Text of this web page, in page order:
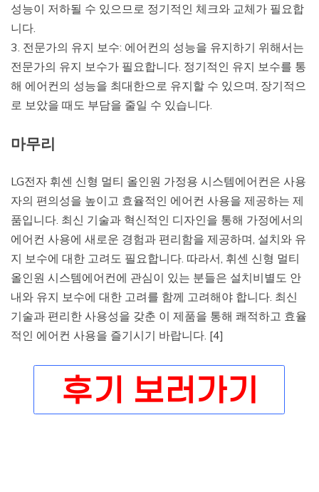
성능이 저하될 수 있으므로 정기적인 체크와 교체가 필요합
니다.
3. 전문가의 유지 보수: 에어컨의 성능을 유지하기 위해서는
전문가의 유지 보수가 필요합니다. 정기적인 유지 보수를 통
해 에어컨의 성능을 최대한으로 유지할 수 있으며, 장기적으
로 보았을 때도 부담을 줄일 수 있습니다.
마무리
LG전자 휘센 신형 멀티 올인원 가정용 시스템에어컨은 사용
자의 편의성을 높이고 효율적인 에어컨 사용을 제공하는 제
품입니다. 최신 기술과 혁신적인 디자인을 통해 가정에서의
에어컨 사용에 새로운 경험과 편리함을 제공하며, 설치와 유
지 보수에 대한 고려도 필요합니다. 따라서, 휘센 신형 멀티
올인원 시스템에어컨에 관심이 있는 분들은 설치비별도 안
내와 유지 보수에 대한 고려를 함께 고려해야 합니다. 최신
기술과 편리한 사용성을 갖춘 이 제품을 통해 쾌적하고 효율
적인 에어컨 사용을 즐기시기 바랍니다. [4]